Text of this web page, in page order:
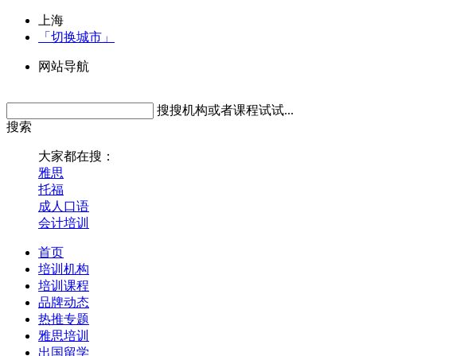
上海
「切换城市」
网站导航
搜搜机构或者课程试试...
搜索
大家都在搜：
雅思
托福
成人口语
会计培训
首页
培训机构
培训课程
品牌动态
热推专题
雅思培训
出国留学